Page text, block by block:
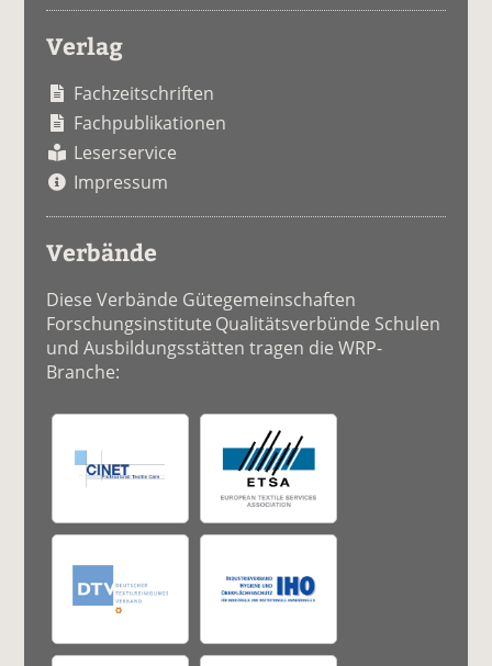
Verlag
Fachzeitschriften
Fachpublikationen
Leserservice
Impressum
Verbände
Diese Verbände Gütegemeinschaften
Forschungsinstitute Qualitätsverbünde Schulen
und Ausbildungsstätten tragen die WRP-
Branche: